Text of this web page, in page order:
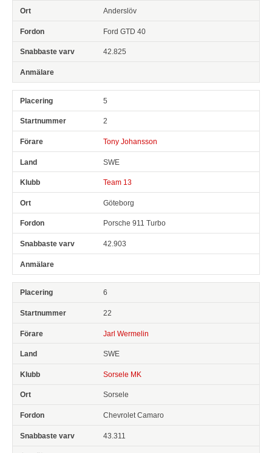
Anderslöv
Ford GTD 40
42.825
5
2
Tony Johansson
SWE
Team 13
Göteborg
Porsche 911 Turbo
42.903
6
22
Jarl Wermelin
SWE
Sorsele MK
Sorsele
Chevrolet Camaro
43.311